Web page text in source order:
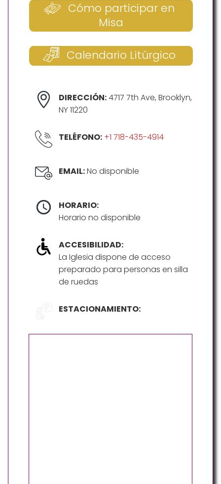
Cómo participar en
Misa
Calendario Litúrgico
DIRECCIÓN:4717 7th Ave, Brooklyn,
NY 11220
TELÉFONO: +1 718-435-4914
EMAIL:No disponible
HORARIO:
Horario no disponible
ACCESIBILIDAD:
La Iglesia dispone de acceso
preparado para personas en silla
de ruedas
ESTACIONAMIENTO: